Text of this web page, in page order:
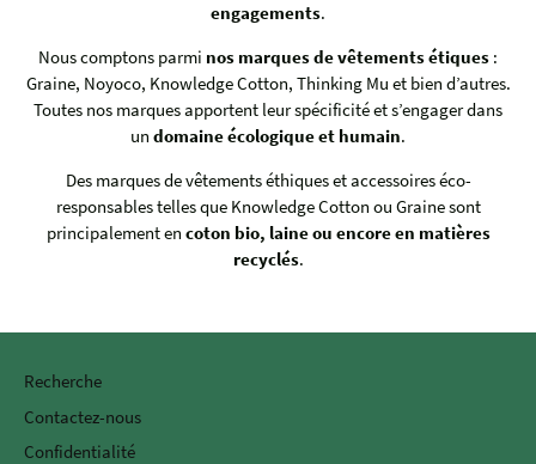
engagements.
Nous comptons parmi nos marques de vêtements étiques :
Graine, Noyoco, Knowledge Cotton, Thinking Mu et bien d’autres.
Toutes nos marques apportent leur spécificité et s’engager dans
un domaine écologique et humain.
Des marques de vêtements éthiques et accessoires éco-
responsables telles que Knowledge Cotton ou Graine sont
principalement en coton bio, laine ou encore en matières
recyclés.
Recherche
Contactez-nous
Confidentialité